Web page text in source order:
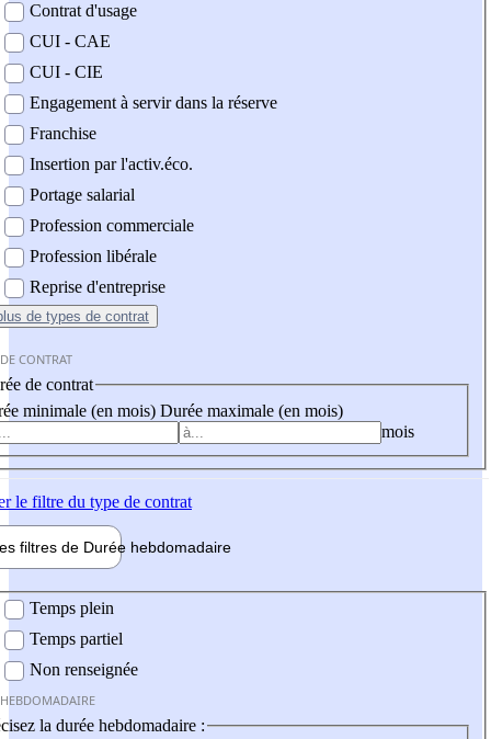
Contrat d'usage
CUI - CAE
CUI - CIE
Engagement à servir dans la réserve
Franchise
Insertion par l'activ.éco.
Portage salarial
Profession commerciale
Profession libérale
Reprise d'entreprise
de types de contrat
CONTRAT
de contrat
minimale (en mois) Durée maximale (en mois)
mois
le filtre du type de contrat
filtres de Durée hebdomadaire
Temps plein
Temps partiel
Non renseignée
la durée hebdomadaire :